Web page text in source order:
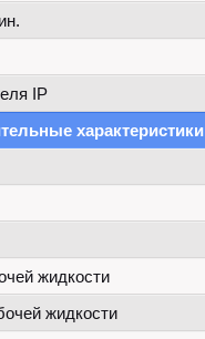
IP
характеристики
жидкости
жидкости